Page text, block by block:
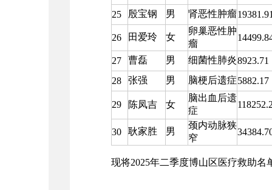
25
殷宝钢 男 肾恶性肿瘤
26 田爱玲 女
卵巢恶性肿
瘤
27 曹磊 男 细菌性肺炎8923.71
28
张强 男 脑梗后遗症5882.17
29 陈凤吉 女
脑出血后遗
症
30 耿家胜 男
颈内动脉狭
窄
现将2025年二季度博山区医疗救助名